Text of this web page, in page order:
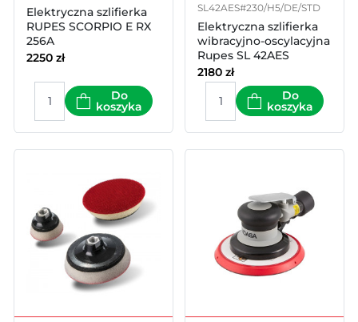
Elektryczna szlifierka
RUPES SCORPIO E RX
256A
2250 zł
Do
koszyka
SL42AES#230/H5/DE/STD
Elektryczna szlifierka
wibracyjno-oscylacyjna
Rupes SL 42AES
2180 zł
Do
koszyka